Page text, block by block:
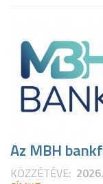
Az MBH
KÖZZÉTÉVE: